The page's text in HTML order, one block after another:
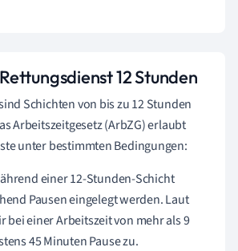
12 Stunden
Schichten von bis zu 12 Stunden
Arbeitszeitgesetz (ArbZG) erlaubt
unter bestimmten Bedingungen:
einer 12-Stunden-Schicht
Pausen eingelegt werden. Laut
bei einer Arbeitszeit von mehr als 9
45 Minuten Pause zu.